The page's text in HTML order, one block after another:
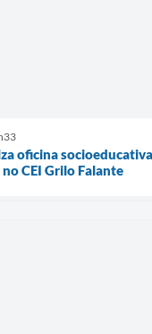
oficina
CEI Grilo Falante